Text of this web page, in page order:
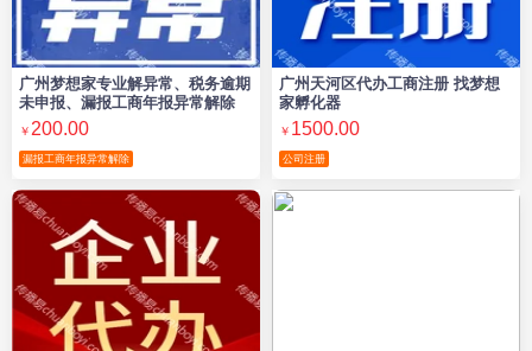
广州梦想家专业解异常、税务逾期
未申报、漏报工商年报异常解除
￥ 200.00
漏报工商年报异常解除
广州天河区代办工商注册 找梦想
家孵化器
￥ 1500.00
公司注册